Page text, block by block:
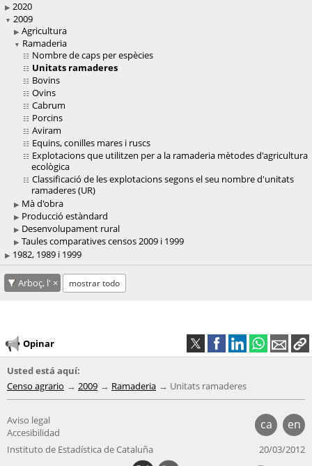
2020
2009
Agricultura
Ramaderia
Nombre de caps per espècies
Unitats ramaderes
Bovins
Ovins
Cabrum
Porcins
Aviram
Equins, conilles mares i ruscs
Explotacions que utilitzen per a la ramaderia mètodes d'agricultura
ecològica
Classificació de les explotacions segons el seu nombre d'unitats
ramaderes (UR)
Mà d'obra
Producció estàndard
Desenvolupament rural
Taules comparatives censos 2009 i 1999
1982, 1989 i 1999
Arboç, l' mostrar todo
Opinar
Usted está aquí:
Censo agrario
2009 Ramaderia Unitats ramaderes
ca en
Aviso legal
Accesibilidad
Instituto de Estadística de Cataluña
20/03/2012